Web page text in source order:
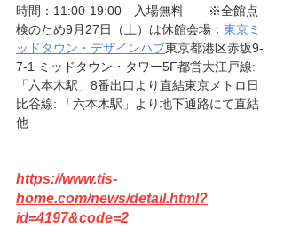
時間：11:00-19:00　入場無料　　※全館点
検のため9月27日（土）は休館会場： 東京ミ
ッドタウン・デザインハブ東京都港区赤坂9-
7-1 ミッドタウン・タワー5F都営大江戸線:
「六本木駅」8番出口より直結東京メトロ日
比谷線: 「六本木駅」より地下通路にて直結
他
https://www.tis-
home.com/news/detail.html?
id=4197&code=2